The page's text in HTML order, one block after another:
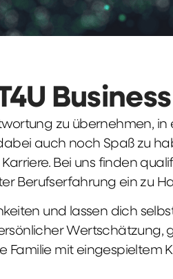
zu übernehmen,
auch noch Spaß zu
Bei uns finden
Berufserfahrung ein zu
und lassen dich
Wertschätzung,
mit eingespieltem